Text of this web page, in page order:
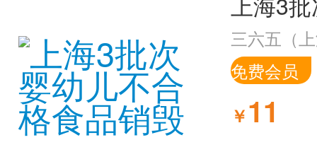
三六五（
免费会员
￥11